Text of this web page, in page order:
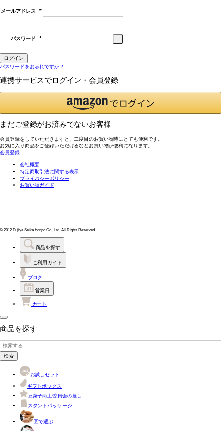
メールアドレス
(必
パスワード
ログイン
パスワードをお忘れですか？
連携サービスでログイン・会員登録
まだご登録がお済みでないお客様
会員登録をしていただきますと、二度目のお買い物時にとても便利です。
お気に入り商品をご登録いただけるなどお買い物が便利になります。
会員登録
会社概要
特定商取引法に関する表示
プライバシーポリシー
お買い物ガイド
© 2012 Fujiya Seika Honpo Co., Ltd. All Rights Reserved
商品を探す
ご利用ガイド
ブログ
営業日
カート
商品を探す
検索
お試しセット
ギフトボックス
豆菓子向上委員会の推し
スタンドパッケージ
豆で選ぶ